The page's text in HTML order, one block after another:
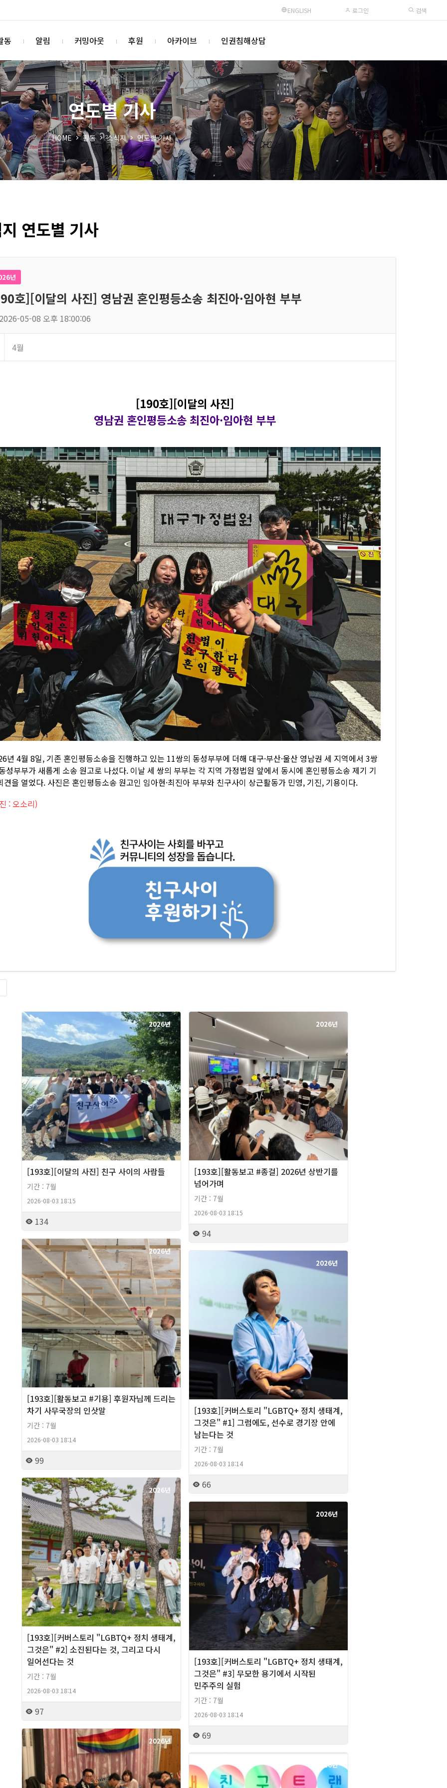
ENGLISH 로그인 검색
동 알림 커밍아웃 후원 아카이브 인권침해상담
연도별 기사
HOME 활동 소식지 연도별 기사
연도별 기사
년
호][이달의 사진] 영남권 혼인평등소송 최진아·임아현 부부
05-08 오후 18:00:06
4월
[190호][이달의 사진]
영남권 혼인평등소송 최진아·임아현 부부
년 4월 8일, 기존 혼인평등소송을 진행하고 있는 11쌍의 동성부부에 더해 대구·부산·울산 영남권 세 지역에서 3쌍
성부부가 새롭게 소송 원고로 나섰다. 이날 세 쌍의 부부는 각 지역 가정법원 앞에서 동시에 혼인평등소송 제기 기
견을 열었다. 사진은 혼인평등소송 원고인 임아현·최진아 부부와 친구사이 상근활동가 민영, 기진, 기용이다.
: 오소리)
2026년
[193호][이달의 사진] 친구 사이의 사람들
기간 : 7월
2026-08-03 18:15
134
2026년
[193호][활동보고 #종걸] 2026년 상반기를
넘어가며
기간 : 7월
2026-08-03 18:15
94
2026년
[193호][활동보고 #기용] 후원자님께 드리는
차기 사무국장의 인삿말
기간 : 7월
2026-08-03 18:14
99
2026년
[193호][커버스토리 "LGBTQ+ 정치 생태계,
그것은" #1] 그럼에도, 선수로 경기장 안에
남는다는 것
기간 : 7월
2026-08-03 18:14
66
2026년
[193호][커버스토리 "LGBTQ+ 정치 생태계,
그것은" #2] 소진된다는 것, 그리고 다시
일어선다는 것
기간 : 7월
2026-08-03 18:14
97
2026년
[193호][커버스토리 "LGBTQ+ 정치 생태계,
그것은" #3] 무모한 용기에서 시작된
민주주의 실험
기간 : 7월
2026-08-03 18:14
69
2026년
2026년